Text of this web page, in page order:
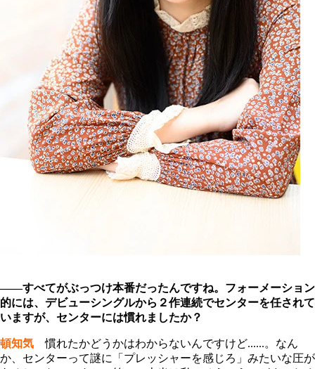
――すべてがぶっつけ本番だったんですね。フォーメーション
的には、デビューシングルから２作連続でセンターを任されて
いますが、センターには慣れましたか？
頓知気 慣れたかどうかはわからないんですけど......。なん
か、センターって謎に「プレッシャーを感じろ」みたいな圧が